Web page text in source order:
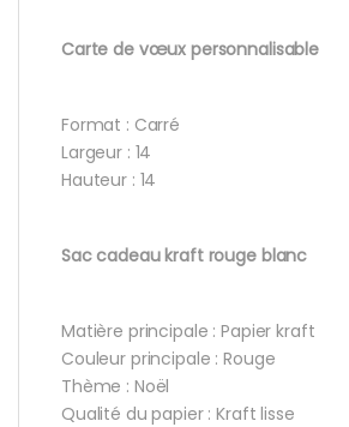
Carte de vœux personnalisable
Format : Carré
Largeur : 14
Hauteur : 14
Sac cadeau kraft rouge blanc
Matière principale : Papier kraft
Couleur principale : Rouge
Thème : Noël
Qualité du papier : Kraft lisse